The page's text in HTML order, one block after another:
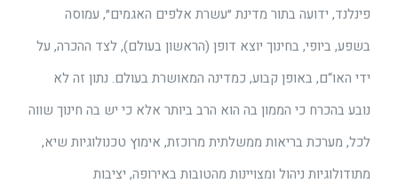
פינלנד, ידועה בתור מדינת ״עשרת אלפים האגמים״, עמוסה
בשפע, ביופי, בחינוך יוצא דופן (הראשון בעולם), לצד ההכרה, על
ידי האו“ם, באופן קבוע, כמדינה המאושרת בעולם. נתון זה לא
נובע בהכרח כי הממון בה הוא הרב ביותר אלא כי יש בה חינוך שווה
לכל, מערכת בריאות ממשלתית מרוכזת, אימוץ טכנולוגיות שיא,
מתודולוגיות ניהול ומצויינות מהטובות באירופה, יציבות